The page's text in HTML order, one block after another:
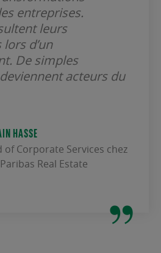
entreprises.
leurs
d’un
De simples
acteurs du
HASSE
of Corporate Services chez
Real Estate